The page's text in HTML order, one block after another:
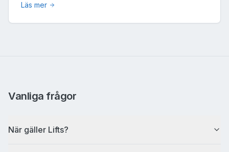
Läs mer
Vanliga frågor
När gäller Lifts?